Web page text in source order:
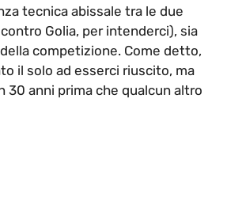
tecnica abissale tra le due
Golia, per intenderci), sia
competizione. Come detto,
il solo ad esserci riuscito, ma
30 anni prima che qualcun altro